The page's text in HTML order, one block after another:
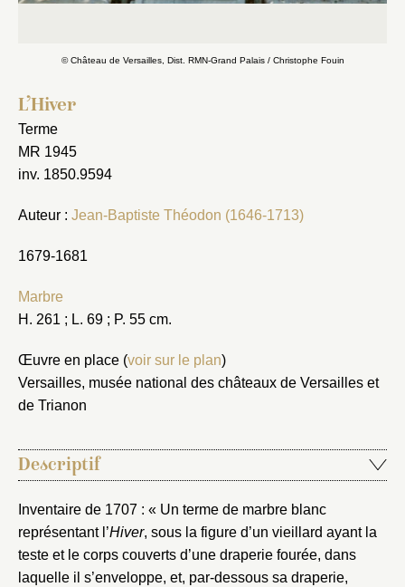
© Château de Versailles, Dist. RMN-Grand Palais / Christophe Fouin
L’Hiver
Terme
MR 1945
inv. 1850.9594
Auteur : Jean-Baptiste Théodon (1646-1713)
1679-1681
Marbre
H. 261 ; L. 69 ; P. 55 cm.
Œuvre en place (voir sur le plan)
Versailles, musée national des châteaux de Versailles et
de Trianon
Descriptif
Inventaire de 1707 : « Un terme de marbre blanc
représentant l’Hiver, sous la figure d’un vieillard ayant la
teste et le corps couverts d’une draperie fourée, dans
laquelle il s’enveloppe, et, par-dessous sa draperie,